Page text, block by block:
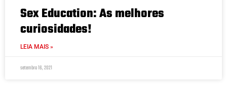
Sex Education: As melhores
curiosidades!
LEIA MAIS »
setembro 16, 2021